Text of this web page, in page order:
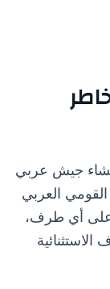
جيش عربي
العربي
على أي طرف،